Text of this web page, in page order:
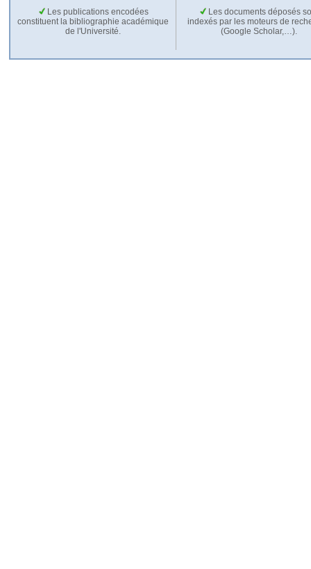
Les publications encodées
constituent la bibliographie académique
de l'Université.
Les documents déposés
indexés par les moteurs de
(Google Scholar,…).